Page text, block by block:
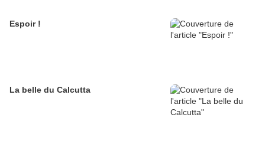
Espoir !
La belle du Calcutta